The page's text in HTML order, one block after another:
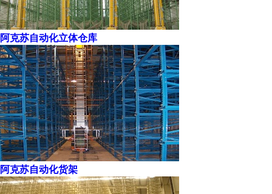
阿克苏自动化立体仓库
阿克苏自动化货架